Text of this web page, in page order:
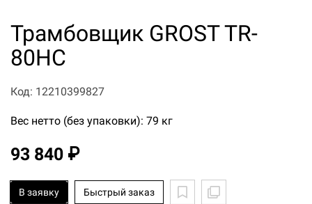
Трамбовщик GROST TR-
80HC
Код: 12210399827
Вес нетто (без упаковки): 79 кг
93 840 ₽
В заявку Быстрый заказ